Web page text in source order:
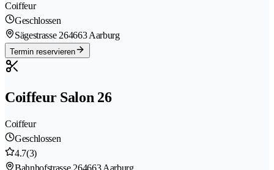
Coiffeur
Geschlossen
Sägestrasse 264663 Aarburg
Termin reservieren
Coiffeur Salon 26
Coiffeur
Geschlossen
4.7(3)
Bahnhofstrasse 264663 Aarburg